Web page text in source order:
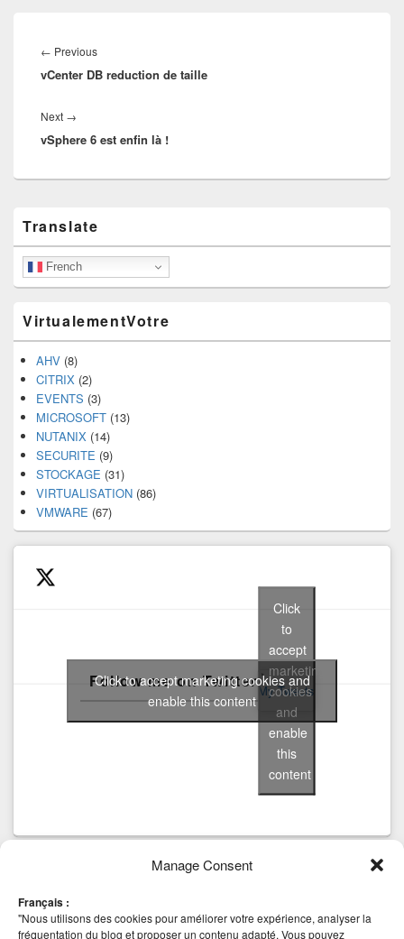
Manage Consent
Français :
"Nous utilisons des cookies pour améliorer votre expérience, analyser la
fréquentation du blog et proposer un contenu adapté. Vous pouvez
navigation
← PreviousPrevious
post:
vCenter DB reduction de taille
Next →
post:
vSphere 6 est enfin là !
Sidebar
Widget
Area
Translate
French
VirtualementVotre
AHV (8)
CITRIX (2)
EVENTS (3)
MICROSOFT (13)
NUTANIX (14)
SECURITE (9)
STOCKAGE (31)
VIRTUALISATION (86)
VMWARE (67)
Follow me on TwitterMy Tweets
Click
to
accept
marketing
cookies
and
enable
this
content
Click to accept marketing cookies and
enable this content
AHVanti virus CBT
Edition Deep Security 8 esxi HA Hyper-vinstallation